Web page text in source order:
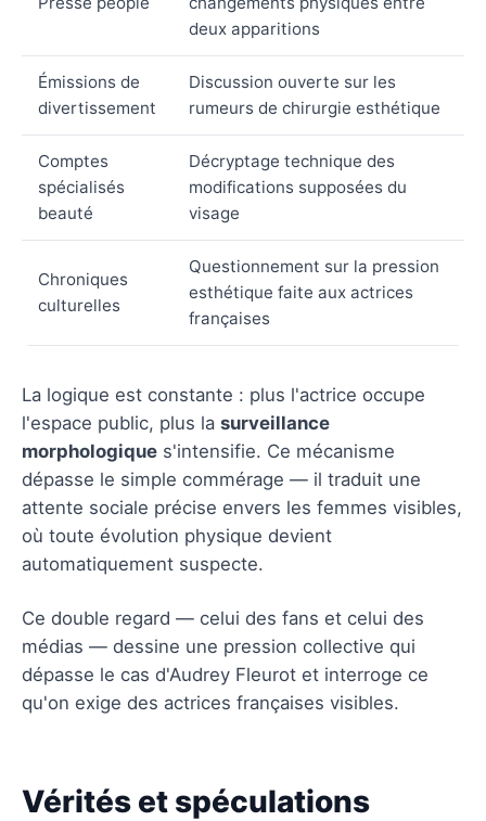
deux apparitions
Émissions de
divertissement
Discussion ouverte sur les
rumeurs de chirurgie esthétique
Comptes
spécialisés
beauté
Décryptage technique des
modifications supposées du
visage
Chroniques
culturelles
Questionnement sur la pression
esthétique faite aux actrices
françaises
La logique est constante : plus l'actrice occupe
l'espace public, plus la surveillance
morphologique s'intensifie. Ce mécanisme
dépasse le simple commérage — il traduit une
attente sociale précise envers les femmes visibles,
où toute évolution physique devient
automatiquement suspecte.
Ce double regard — celui des fans et celui des
médias — dessine une pression collective qui
dépasse le cas d'Audrey Fleurot et interroge ce
qu'on exige des actrices françaises visibles.
Vérités et spéculations